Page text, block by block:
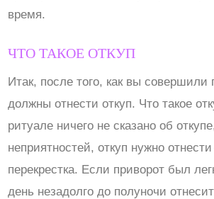
время.
ЧТО ТАКОЕ ОТКУП
Итак, после того, как вы совершили
должны отнести откуп. Что такое
ритуале ничего не сказано об
неприятностей, откуп нужно
перекрестка. Если приворот был
день незадолго до полуночи